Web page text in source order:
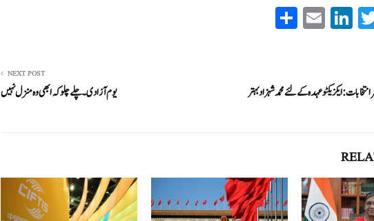
T
wi
r
Li
nk
In
E
m
عہدہ کے لئے محمد شہزاد بہتر
NEXT POST
یوم آزادی ۔چلے چلو کہ ابھی وہ منزل نہیں